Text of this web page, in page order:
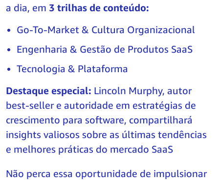
a dia, em 3 trilhas de conteúdo:
Go-To-Market & Cultura Organizacional
Engenharia & Gestão de Produtos SaaS
Tecnologia & Plataforma
Destaque especial: Lincoln Murphy, autor
best-seller e autoridade em estratégias de
crescimento para software, compartilhará
insights valiosos sobre as últimas tendências
e melhores práticas do mercado SaaS
Não perca essa oportunidade de impulsionar